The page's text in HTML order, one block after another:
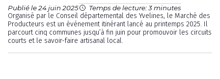
Publié le 24 juin 2025 Temps de lecture: 3 minutes
Organisé par le Conseil départemental des Yvelines, le Marché des
Producteurs est un événement itinérant lancé au printemps 2025. Il
parcourt cinq communes jusqu’à fin juin pour promouvoir les circuits
courts et le savoir-faire artisanal local.